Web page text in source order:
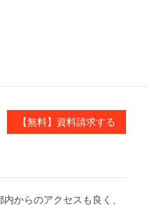
【無料】資料請求する
からのアクセスも良く、